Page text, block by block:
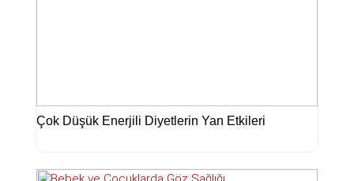
Çok Düşük Enerjili Diyetlerin Yan Etkileri